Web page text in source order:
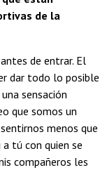
de la
de entrar. El
dar todo lo posible
sensación
que somos un
menos que
tú con quien se
compañeros les